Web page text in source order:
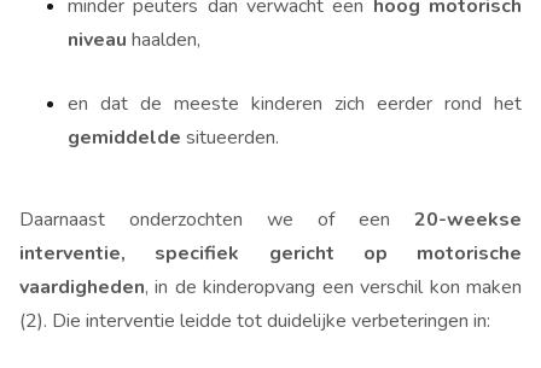
minder peuters dan verwacht een hoog motorisch
niveau haalden,
en dat de meeste kinderen zich eerder rond het
gemiddelde situeerden.
Daarnaast onderzochten we of een 20-weekse
interventie, specifiek gericht op motorische
vaardigheden, in de kinderopvang een verschil kon maken
(2). Die interventie leidde tot duidelijke verbeteringen in: